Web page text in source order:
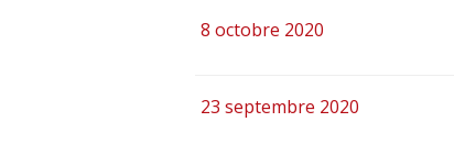
8 octobre 2020
23 septembre 2020